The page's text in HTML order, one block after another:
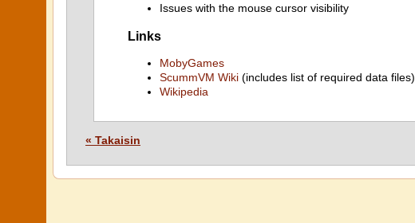
Issues with the mouse cursor visibility
Links
MobyGames
ScummVM Wiki (includes list of required data files)
Wikipedia
« Takaisin